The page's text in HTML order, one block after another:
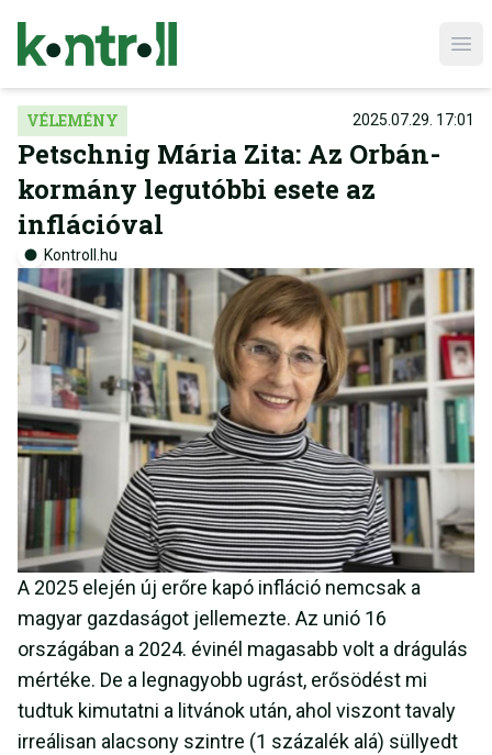
VÉLEMÉNY 2025.07.29. 17:01
Petschnig Mária Zita: Az Orbán-
kormány legutóbbi esete az
inflációval
Kontroll.hu
A 2025 elején új erőre kapó infláció nemcsak a
magyar gazdaságot jellemezte. Az unió 16
országában a 2024. évinél magasabb volt a drágulás
mértéke. De a legnagyobb ugrást, erősödést mi
tudtuk kimutatni a litvánok után, ahol viszont tavaly
irreálisan alacsony szintre (1 százalék alá) süllyedt